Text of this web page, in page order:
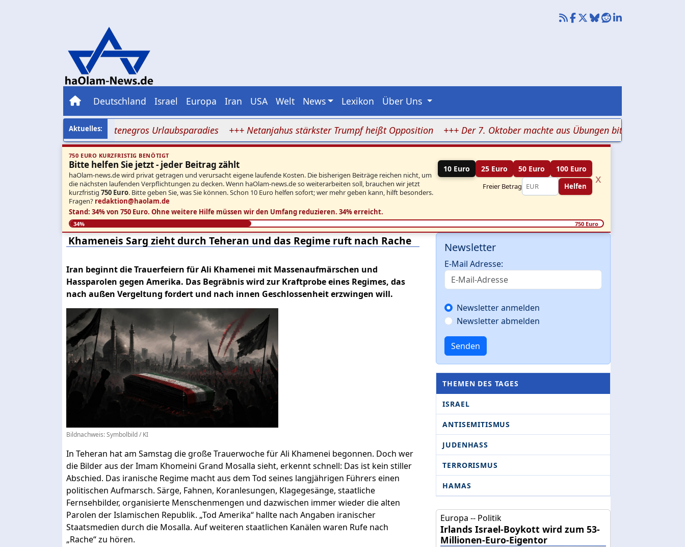
Deutschland Israel Europa Iran USA Welt News Lexikon Über Uns
erreicht Montenegros Urlaubsparadies +++ Netanjahus stärkster Trumpf heißt Opposition +++ Der 7. Oktober machte aus Übungen bitteren Ernst
750 EURO KURZFRISTIG BENÖTIGT
Bitte helfen Sie jetzt - jeder Beitrag zählt
haOlam-news.de wird privat getragen und verursacht eigene laufende Kosten. Die bisherigen Beiträge reichen nicht, um
die nächsten laufenden Verpflichtungen zu decken. Wenn haOlam-news.de so weiterarbeiten soll, brauchen wir jetzt
kurzfristig 750 Euro. Bitte geben Sie, was Sie können. Schon 10 Euro helfen sofort; wer mehr geben kann, hilft besonders.
Fragen? redaktion@haolam.de
10 Euro 25 Euro 50 Euro 100 Euro
Freier Betrag Helfen
x
Stand: 34% von 750 Euro. Ohne weitere Hilfe müssen wir den Umfang reduzieren. 34% erreicht.
34% 750 Euro
Khameneis Sarg zieht durch Teheran und das Regime ruft nach Rache
Iran beginnt die Trauerfeiern für Ali Khamenei mit Massenaufmärschen und
Hassparolen gegen Amerika. Das Begräbnis wird zur Kraftprobe eines Regimes, das
nach außen Vergeltung fordert und nach innen Geschlossenheit erzwingen will.
Bildnachweis: Symbolbild / KI
In Teheran hat am Samstag die große Trauerwoche für Ali Khamenei begonnen. Doch wer
die Bilder aus der Imam Khomeini Grand Mosalla sieht, erkennt schnell: Das ist kein stiller
Abschied. Das iranische Regime macht aus dem Tod seines langjährigen Führers einen
politischen Aufmarsch. Särge, Fahnen, Koranlesungen, Klagegesänge, staatliche
Fernsehbilder, organisierte Menschenmengen und dazwischen immer wieder die alten
Parolen der Islamischen Republik. „Tod Amerika“ hallte nach Angaben iranischer
Staatsmedien durch die Mosalla. Auf weiteren staatlichen Kanälen waren Rufe nach
„Rache“ zu hören.
Newsletter
E-Mail Adresse:
Newsletter anmelden
Newsletter abmelden
Senden
THEMEN DES TAGES
ISRAEL
ANTISEMITISMUS
JUDENHASS
TERRORISMUS
HAMAS
Europa -- Politik
Irlands Israel-Boykott wird zum 53-
Millionen-Euro-Eigentor